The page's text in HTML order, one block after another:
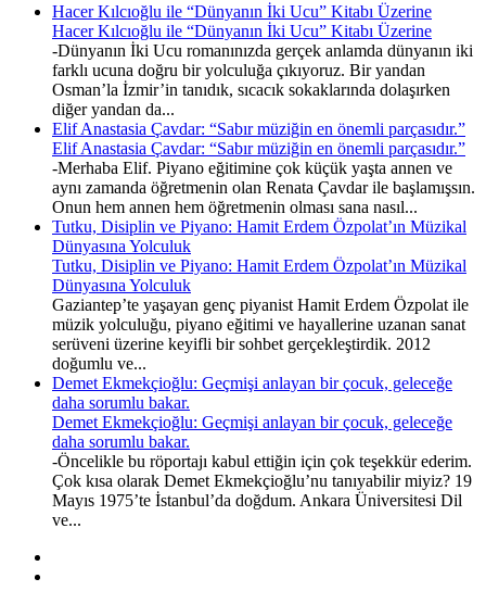
Hacer Kılcıoğlu ile “Dünyanın İki Ucu” Kitabı Üzerine
Hacer Kılcıoğlu ile “Dünyanın İki Ucu” Kitabı Üzerine
-Dünyanın İki Ucu romanınızda gerçek anlamda dünyanın iki
farklı ucuna doğru bir yolculuğa çıkıyoruz. Bir yandan
Osman’la İzmir’in tanıdık, sıcacık sokaklarında dolaşırken
diğer yandan da...
Elif Anastasia Çavdar: “Sabır müziğin en önemli parçasıdır.”
Elif Anastasia Çavdar: “Sabır müziğin en önemli parçasıdır.”
-Merhaba Elif. Piyano eğitimine çok küçük yaşta annen ve
aynı zamanda öğretmenin olan Renata Çavdar ile başlamışsın.
Onun hem annen hem öğretmenin olması sana nasıl...
Tutku, Disiplin ve Piyano: Hamit Erdem Özpolat’ın Müzikal
Dünyasına Yolculuk
Tutku, Disiplin ve Piyano: Hamit Erdem Özpolat’ın Müzikal
Dünyasına Yolculuk
Gaziantep’te yaşayan genç piyanist Hamit Erdem Özpolat ile
müzik yolculuğu, piyano eğitimi ve hayallerine uzanan sanat
serüveni üzerine keyifli bir sohbet gerçekleştirdik. 2012
doğumlu ve...
Demet Ekmekçioğlu: Geçmişi anlayan bir çocuk, geleceğe
daha sorumlu bakar.
Demet Ekmekçioğlu: Geçmişi anlayan bir çocuk, geleceğe
daha sorumlu bakar.
-Öncelikle bu röportajı kabul ettiğin için çok teşekkür ederim.
Çok kısa olarak Demet Ekmekçioğlu’nu tanıyabilir miyiz? 19
Mayıs 1975’te İstanbul’da doğdum. Ankara Üniversitesi Dil
ve...